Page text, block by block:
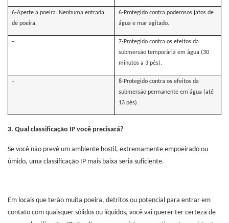
6-Aperte a poeira. Nenhuma entrada
de poeira.
6-Protegido contra poderosos jatos de
água e mar agitado.
–
7-Protegido contra os efeitos da
submersão temporária em água (30
minutos a 3 pés).
–
8-Protegido contra os efeitos da
submersão permanente em água (até
13 pés).
3. Qual classificação IP você precisará?
Se você não prevê um ambiente hostil, extremamente empoeirado ou
úmido, uma classificação IP mais baixa seria suficiente.
Em locais que terão muita poeira, detritos ou potencial para entrar em
contato com quaisquer sólidos ou líquidos, você vai querer ter certeza de